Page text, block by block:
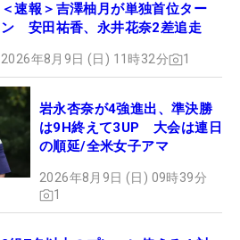
＜速報＞吉澤柚月が単独首位ター
ン 安田祐香、永井花奈2差追走
2026年8月9日 (日) 11時32分 1
岩永杏奈が4強進出、準決勝
は9H終えて3UP 大会は連日
の順延/全米女子アマ
2026年8月9日 (日) 09時39分
1